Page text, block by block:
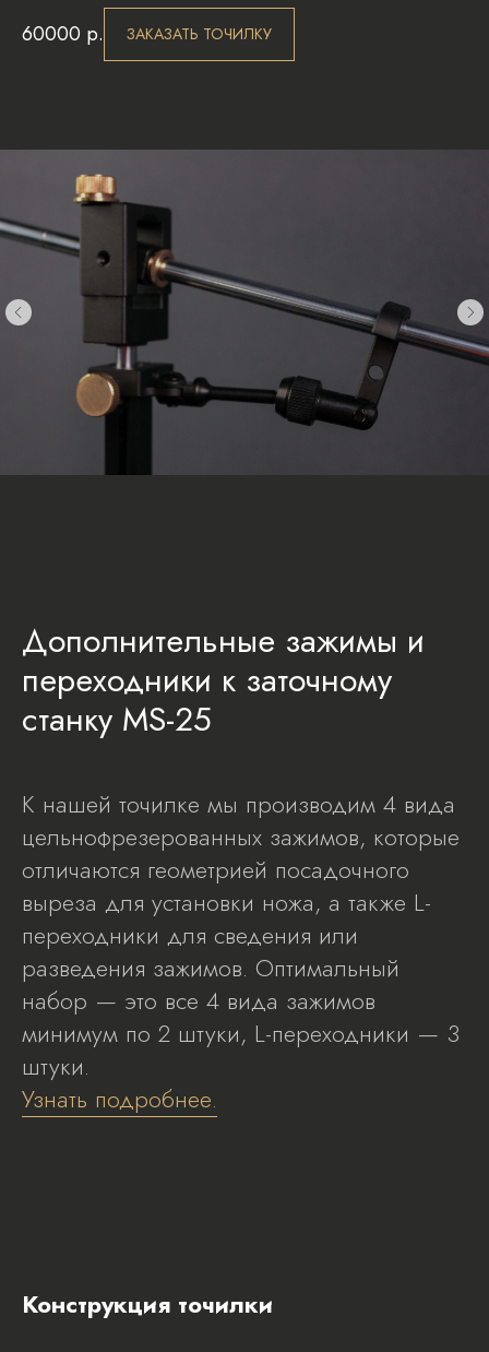
60000 р. ЗАКАЗАТЬ ТОЧИЛКУ
Дополнительные зажимы и
переходники к заточному
станку MS-25
К нашей точилке мы производим 4 вида
цельнофрезерованных зажимов, которые
отличаются геометрией посадочного
выреза для установки ножа, а также L-
переходники для сведения или
разведения зажимов. Оптимальный
набор — это все 4 вида зажимов
минимум по 2 штуки, L-переходники — 3
штуки.
Узнать подробнее.
Конструкция точилки